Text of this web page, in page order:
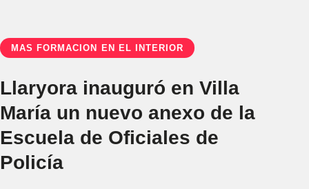
MÁS FORMACIÓN EN EL INTERIOR
Llaryora inauguró en Villa
María un nuevo anexo de la
Escuela de Oficiales de
Policía